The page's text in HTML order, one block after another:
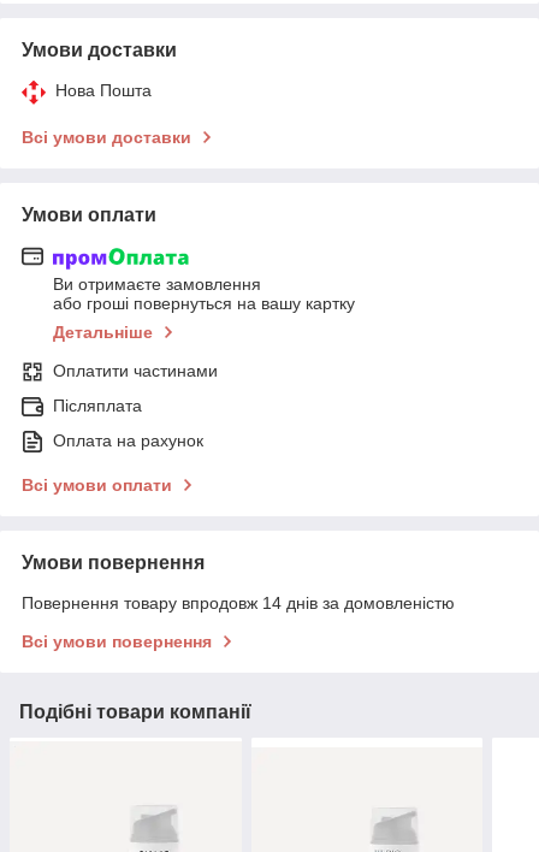
Умови доставки
Нова Пошта
Всі умови доставки
Умови оплати
Ви отримаєте замовлення
або гроші повернуться на вашу картку
Детальніше
Оплатити частинами
Післяплата
Оплата на рахунок
Всі умови оплати
Умови повернення
Повернення товару впродовж 14 днів за домовленістю
Всі умови повернення
Подібні товари компанії